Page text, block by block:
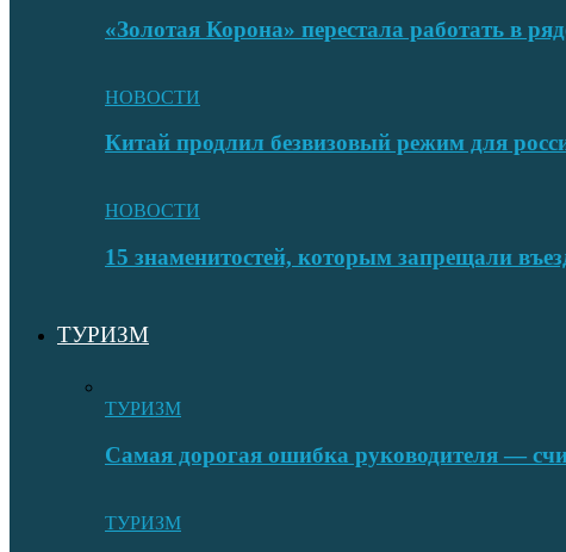
«Золотая Корона» перестала работать в
НОВОСТИ
Китай продлил безвизовый режим для
НОВОСТИ
15 знаменитостей, которым запрещали
ТУРИЗМ
ТУРИЗМ
Самая дорогая ошибка руководителя —
ТУРИЗМ